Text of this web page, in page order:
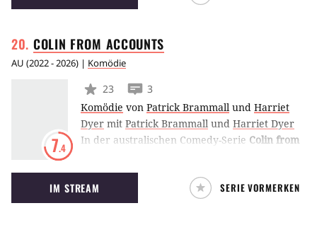
einem fremden Planeten beherbergt.
COLIN FROM ACCOUNTS
AU (2022 - 2026) | Komödie
7.4
23
3
Komödie von Patrick Brammall und Harriet
Dyer mit Patrick Brammall und Harriet Dyer
In der australischen Comedy-Serie Colin from
Harriet Dyer führt der Zufall Gordon und
Ashley bei einem Autounfall samt verletztem
Hund zusammen. Langsam entdecken die
IM STREAM SERIE VORMERKEN